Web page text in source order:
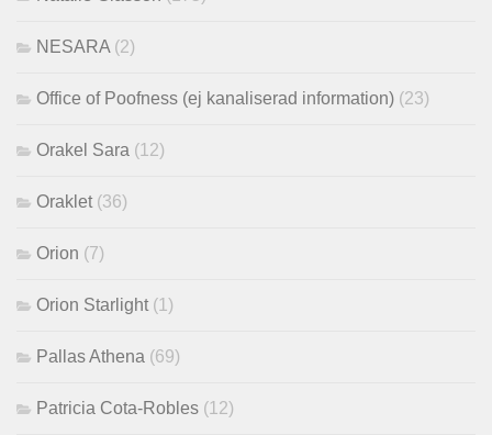
NESARA (2)
Office of Poofness (ej kanaliserad information) (23)
Orakel Sara (12)
Oraklet (36)
Orion (7)
Orion Starlight (1)
Pallas Athena (69)
Patricia Cota-Robles (12)